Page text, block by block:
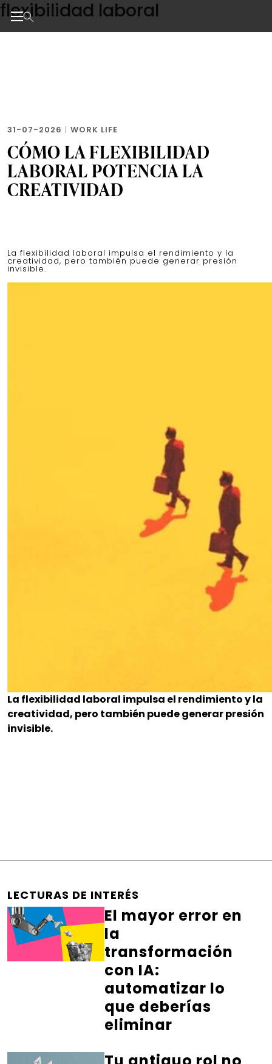
Skip
to
the
flexibilidad laboral
31-07-2026 | WORK LIFE
CÓMO LA FLEXIBILIDAD
LABORAL POTENCIA LA
CREATIVIDAD
La flexibilidad laboral impulsa el rendimiento y la
creatividad, pero también puede generar presión
invisible.
La flexibilidad laboral impulsa el rendimiento y la
creatividad, pero también puede generar presión
invisible.
LECTURAS DE INTERÉS
El mayor error en
la
transformación
con IA:
automatizar lo
que deberías
eliminar